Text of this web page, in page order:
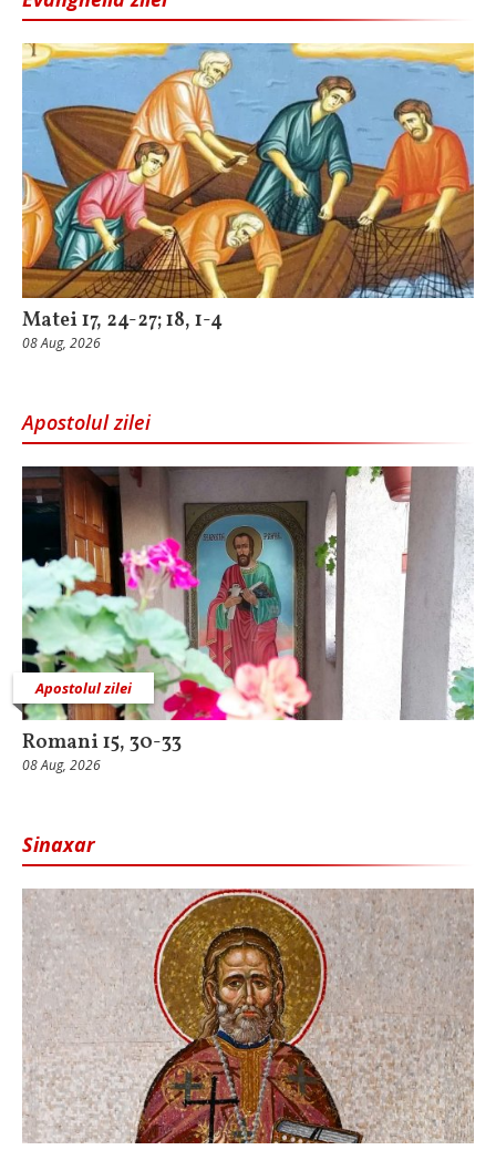
Matei 17, 24-27; 18, 1-4
08 Aug, 2026
Apostolul zilei
Apostolul zilei
Romani 15, 30-33
08 Aug, 2026
Sinaxar